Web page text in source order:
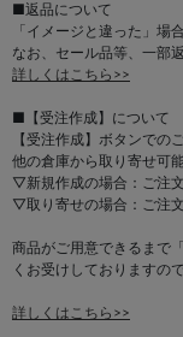
■返品について
「イメージと違った」場
なお、セール品等、一部
詳しくはこちら>>
■【受注作成】について
【受注作成】ボタンでの
他の倉庫から取り寄せ可
▽新規作成の場合：ご注
▽取り寄せの場合：ご注
商品がご用意できるまで
くお受けしておりますの
詳しくはこちら>>